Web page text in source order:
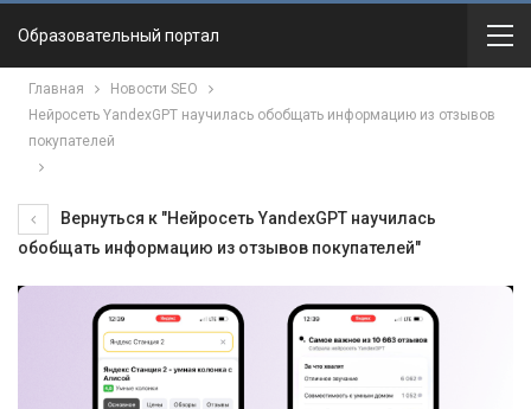
Образовательный портал
Главная
Новости SEO
Нейросеть YandexGPT научилась обобщать информацию из отзывов
покупателей
Вернуться к "Нейросеть YandexGPT научилась
обобщать информацию из отзывов покупателей"